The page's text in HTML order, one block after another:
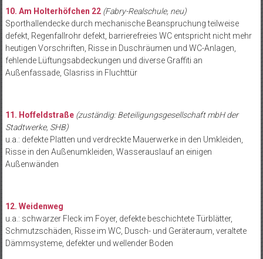
10. Am Holterhöfchen 22 (Fabry-Realschule, neu)
Sporthallendecke durch mechanische Beanspruchung teilweise
defekt, Regenfallrohr defekt, barrierefreies WC entspricht nicht mehr
heutigen Vorschriften, Risse in Duschräumen und WC-Anlagen,
fehlende Lüftungsabdeckungen und diverse Graffiti an
Außenfassade, Glasriss in Fluchttür
11. Hoffeldstraße (zuständig: Beteiligungsgesellschaft mbH der
Stadtwerke, SHB)
u.a.: defekte Platten und verdreckte Mauerwerke in den Umkleiden,
Risse in den Außenumkleiden, Wasserauslauf an einigen
Außenwänden
12. Weidenweg
u.a.: schwarzer Fleck im Foyer, defekte beschichtete Türblätter,
Schmutzschäden, Risse im WC, Dusch- und Geräteraum, veraltete
Dämmsysteme, defekter und wellender Boden